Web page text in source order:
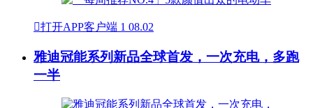
打开APP客户端 1 08.02
雅迪冠能系列新品全球首发，一次充电，多跑
一半